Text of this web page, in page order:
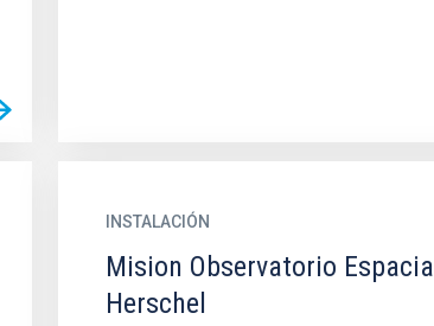
INSTALACIÓN
Mision Observatorio Espacial
Herschel